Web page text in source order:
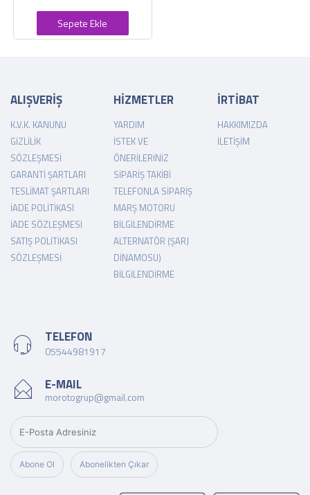
Sepete Ekle
ALIŞVERİŞ
K.V.K. KANUNU
GIZLILIK
SÖZLEŞMESI
GARANTI ŞARTLARI
TESLIMAT ŞARTLARI
İADE POLITIKASI
İADE SÖZLEŞMESI
SATIŞ POLITIKASI
SÖZLEŞMESI
HİZMETLER
YARDIM
İSTEK VE
ÖNERILERINIZ
SIPARIŞ TAKIBI
TELEFONLA SIPARIŞ
MARŞ MOTORU
BILGILENDIRME
ALTERNATÖR (ŞARJ
DINAMOSU)
BILGILENDIRME
İRTİBAT
HAKKIMIZDA
İLETIŞIM
TELEFON
05544981917
E-MAIL
morotogrup@gmail.com
Abone Ol Abonelikten Çıkar